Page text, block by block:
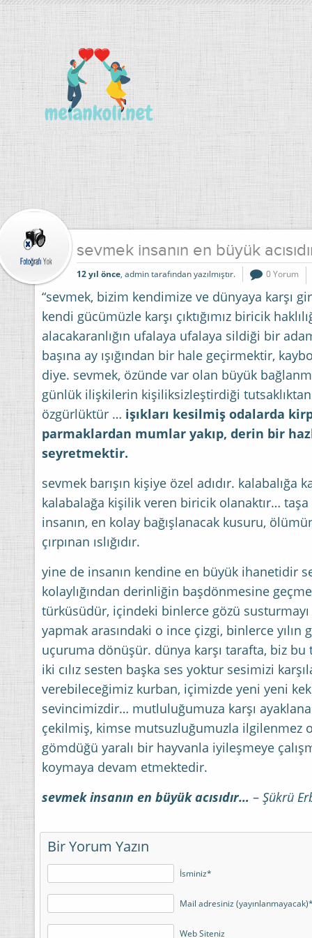
sevmek insanın en büyük
12 yıl önce, admin tarafından yazılmıştır. 0 Yorum
“sevmek, bizim kendimize ve dünyaya karşı
kendi gücümüzle karşı çıktığımız biricik
alacakaranlığın ufalaya ufalaya sildiği bir
başına ay ışığından bir hale geçirmektir,
diye. sevmek, özünde var olan büyük
günlük ilişkilerin kişiliksizleştirdiği
özgürlüktür … işıkları kesilmiş odalarda
parmaklardan mumlar yakıp, derin bir
seyretmektir.
sevmek barışın kişiye özel adıdır. kalabalığa
kalabalağa kişilik veren biricik olanaktır…
insanın, en kolay bağışlanacak kusuru,
çırpınan ıslığıdır.
yine de insanın kendine en büyük ihanetidir
kolaylığından derinliğin başdönmesine
türküsüdür, içindeki binlerce gözü
yapmak arasındaki o ince çizgi, binlerce yılın
uçuruma dönüşür. dünya karşı tarafta, biz bu
iki cılız sesten başka ses yoktur sesimizi
verebileceğimiz kurban, içimizde yeni yeni
sevincimizdir… mutluluğumuza karşı
çekilmiş, kimse mutsuzluğumuzla ilgilenmez
gömdüğü yaralı bir hayvanla iyileşmeye
koymaya devam etmektedir.
sevmek insanın en büyük acısıdır… – Şükrü
Bir Yorum Yazın
İsminiz*
Mail adresiniz
Web Siteniz